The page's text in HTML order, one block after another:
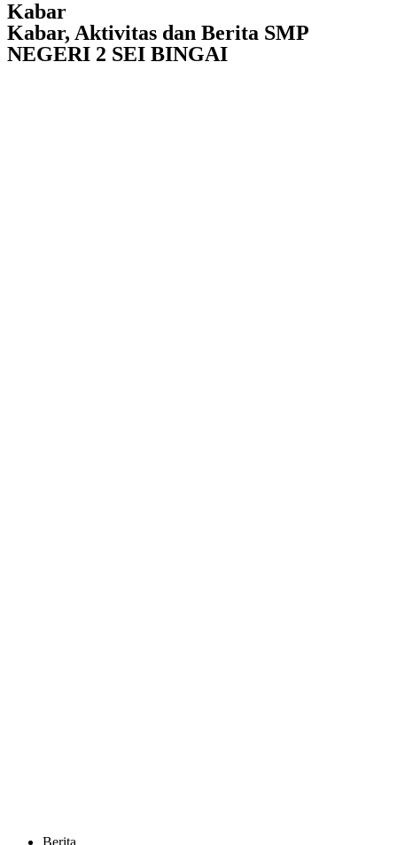
Kabar
Kabar, Aktivitas dan Berita SMP
NEGERI 2 SEI BINGAI
Berita